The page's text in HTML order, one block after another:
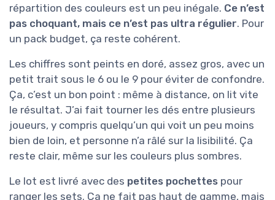
répartition des couleurs est un peu inégale. Ce n’est
pas choquant, mais ce n’est pas ultra régulier. Pour
un pack budget, ça reste cohérent.
Les chiffres sont peints en doré, assez gros, avec un
petit trait sous le 6 ou le 9 pour éviter de confondre.
Ça, c’est un bon point : même à distance, on lit vite
le résultat. J’ai fait tourner les dés entre plusieurs
joueurs, y compris quelqu’un qui voit un peu moins
bien de loin, et personne n’a râlé sur la lisibilité. Ça
reste clair, même sur les couleurs plus sombres.
Le lot est livré avec des petites pochettes pour
ranger les sets. Ça ne fait pas haut de gamme, mais